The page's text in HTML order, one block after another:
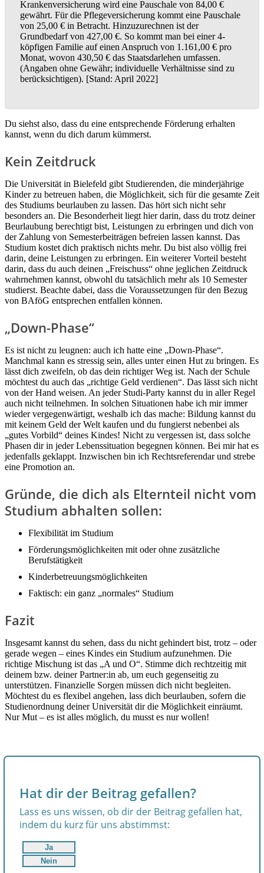
Krankenversicherung wird eine Pauschale von 84,00 €
gewährt. Für die Pflegeversicherung kommt eine Pauschale
von 25,00 € in Betracht. Hinzuzurechnen ist der
Grundbedarf von 427,00 €. So kommt man bei einer 4-
köpfigen Familie auf einen Anspruch von 1.161,00 € pro
Monat, wovon 430,50 € das Staatsdarlehen umfassen.
(Angaben ohne Gewähr; individuelle Verhältnisse sind zu
berücksichtigen). [Stand: April 2022]
Du siehst also, dass du eine entsprechende Förderung erhalten
kannst, wenn du dich darum kümmerst.
Kein Zeitdruck
Die Universität in Bielefeld gibt Studierenden, die minderjährige
Kinder zu betreuen haben, die Möglichkeit, sich für die gesamte Zeit
des Studiums beurlauben zu lassen. Das hört sich nicht sehr
besonders an. Die Besonderheit liegt hier darin, dass du trotz deiner
Beurlaubung berechtigt bist, Leistungen zu erbringen und dich von
der Zahlung von Semesterbeiträgen befreien lassen kannst. Das
Studium kostet dich praktisch nichts mehr. Du bist also völlig frei
darin, deine Leistungen zu erbringen. Ein weiterer Vorteil besteht
darin, dass du auch deinen „Freischuss“ ohne jeglichen Zeitdruck
wahrnehmen kannst, obwohl du tatsächlich mehr als 10 Semester
studierst. Beachte dabei, dass die Voraussetzungen für den Bezug
von BAföG entsprechen entfallen können.
„Down-Phase“
Es ist nicht zu leugnen: auch ich hatte eine „Down-Phase“.
Manchmal kann es stressig sein, alles unter einen Hut zu bringen. Es
lässt dich zweifeln, ob das dein richtiger Weg ist. Nach der Schule
möchtest du auch das „richtige Geld verdienen“. Das lässt sich nicht
von der Hand weisen. An jeder Studi-Party kannst du in aller Regel
auch nicht teilnehmen. In solchen Situationen habe ich mir immer
wieder vergegenwärtigt, weshalb ich das mache: Bildung kannst du
mit keinem Geld der Welt kaufen und du fungierst nebenbei als
„gutes Vorbild“ deines Kindes! Nicht zu vergessen ist, dass solche
Phasen dir in jeder Lebenssituation begegnen können. Bei mir hat es
jedenfalls geklappt. Inzwischen bin ich Rechtsreferendar und strebe
eine Promotion an.
Gründe, die dich als Elternteil nicht vom
Studium abhalten sollen:
Flexibilität im Studium
Förderungsmöglichkeiten mit oder ohne zusätzliche
Berufstätigkeit
Kinderbetreuungsmöglichkeiten
Faktisch: ein ganz „normales“ Studium
Fazit
Insgesamt kannst du sehen, dass du nicht gehindert bist, trotz – oder
gerade wegen – eines Kindes ein Studium aufzunehmen. Die
richtige Mischung ist das „A und O“. Stimme dich rechtzeitig mit
deinem bzw. deiner Partner:in ab, um euch gegenseitig zu
unterstützen. Finanzielle Sorgen müssen dich nicht begleiten.
Möchtest du es flexibel angehen, lass dich beurlauben, sofern die
Studienordnung deiner Universität dir die Möglichkeit einräumt.
Nur Mut – es ist alles möglich, du musst es nur wollen!
Hat dir der Beitrag gefallen?
Lass es uns wissen, ob dir der Beitrag gefallen hat,
indem du kurz für uns abstimmst:
Ja
Nein